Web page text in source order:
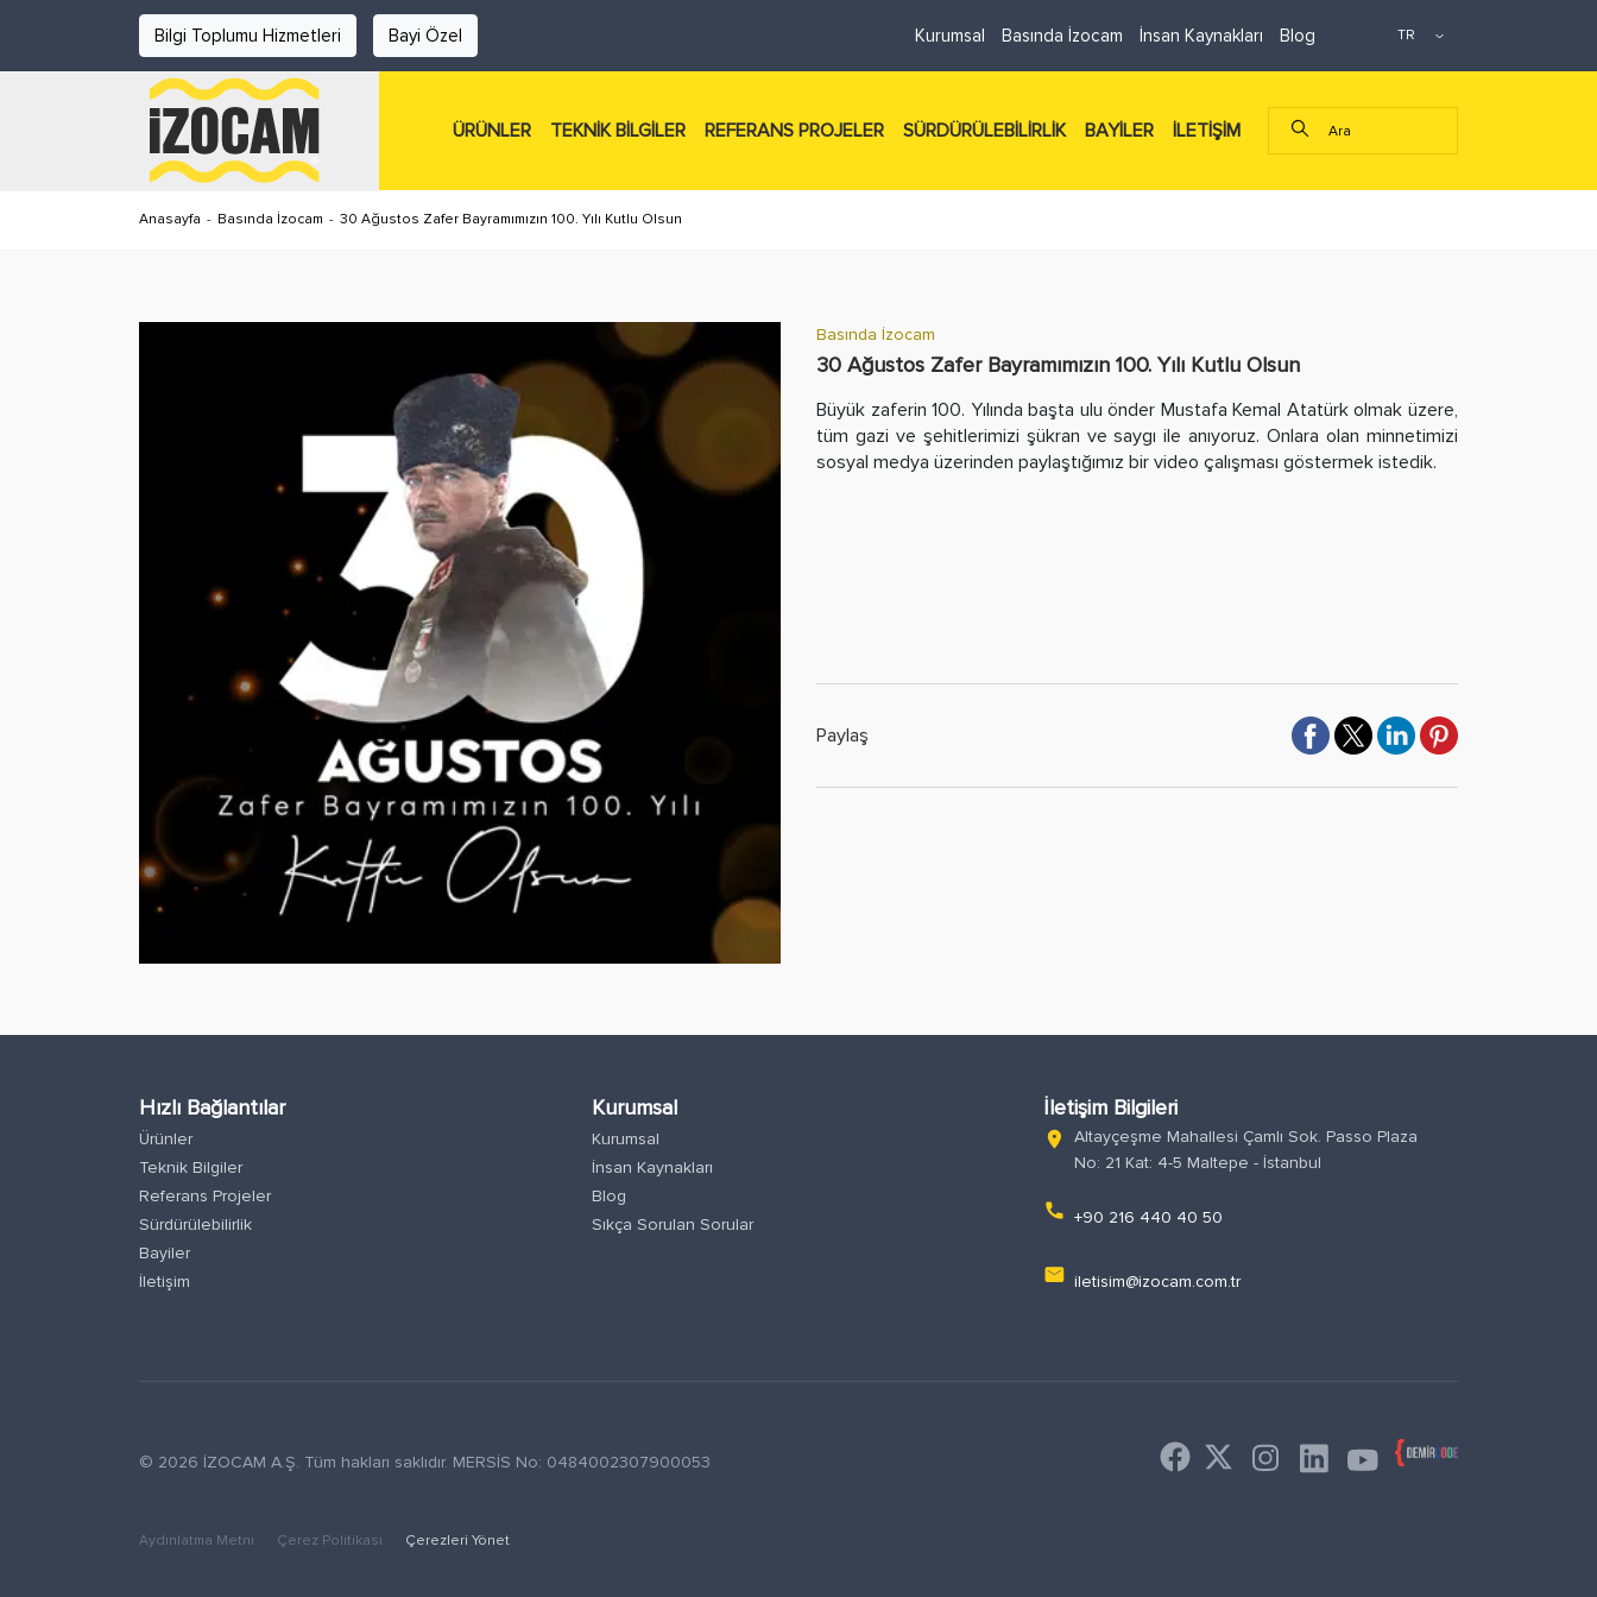
Bilgi Toplumu Hizmetleri Bayi Özel Kurumsal Basında İzocam İnsan Kaynakları Blog
ÜRÜNLER TEKNİK BİLGİLER REFERANS PROJELER SÜRDÜRÜLEBİLİRLİK BAYİLER İLETİŞİM
Anasayfa - Basında İzocam - 30 Ağustos Zafer Bayramımızın 100. Yılı Kutlu Olsun
Basında İzocam
30 Ağustos Zafer Bayramımızın 100. Yılı Kutlu Olsun
Büyük zaferin 100. Yılında başta ulu önder Mustafa Kemal Atatürk olmak üzere,
tüm gazi ve şehitlerimizi şükran ve saygı ile anıyoruz. Onlara olan minnetimizi
sosyal medya üzerinden paylaştığımız bir video çalışması göstermek istedik.
Paylaş
Hızlı Bağlantılar
Ürünler
Teknik Bilgiler
Referans Projeler
Sürdürülebilirlik
Bayiler
İletişim
Kurumsal
Kurumsal
İnsan Kaynakları
Blog
Sıkça Sorulan Sorular
İletişim Bilgileri
location_on
Altayçeşme Mahallesi Çamlı Sok. Passo Plaza
No: 21 Kat: 4-5 Maltepe - İstanbul
phone +90 216 440 40 50
email iletisim@izocam.com.tr
© 2026 İZOCAM A.Ş. Tüm hakları saklıdır. MERSİS No: 0484002307900053
Aydınlatma Metni Çerez Politikası Çerezleri Yönet